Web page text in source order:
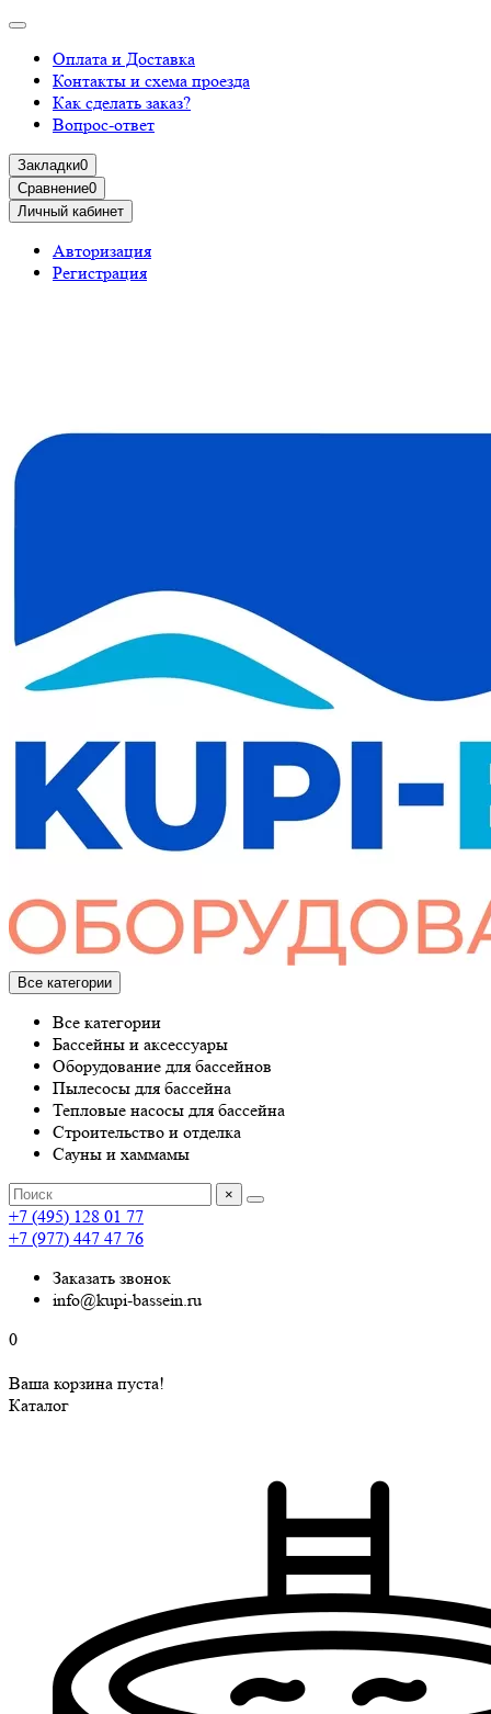
Оплата и Доставка
Контакты и схема проезда
Как сделать заказ?
Вопрос-ответ
Закладки0
Сравнение0
Личный кабинет
Авторизация
Регистрация
Все категории
Все категории
Бассейны и аксессуары
Оборудование для бассейнов
Пылесосы для бассейна
Тепловые насосы для бассейна
Строительство и отделка
Сауны и хаммамы
×
+7 (495) 128 01 77
+7 (977) 447 47 76
Заказать звонок
info@kupi-bassein.ru
0
Ваша корзина пуста!
Каталог